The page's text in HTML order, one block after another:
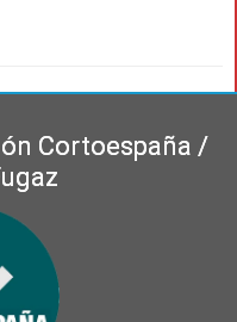
Cortoespaña /